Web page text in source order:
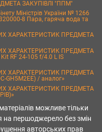
ЗАКУПІВЛІ "ППМ"
Міністрів України № 1266
8 Пара, гаряча вода та
ХАРАКТЕРИСТИК ПРЕДМЕТА
ХАРАКТЕРИСТИК ПРЕДМЕТА
RF 24-105 f/4.0 L IS
ХАРАКТЕРИСТИК ПРЕДМЕТА
GH5M2EE) / аналог»
ХАРАКТЕРИСТИК ПРЕДМЕТА
можливе тільки
на першоджерело без змін
авторських прав